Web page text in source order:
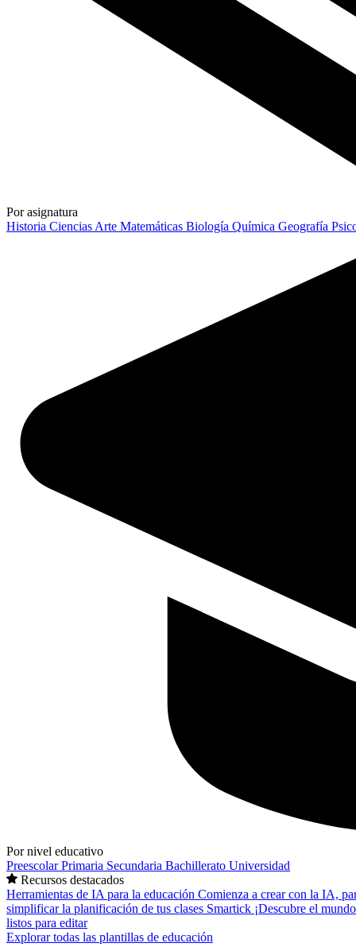
Por asignatura
Historia Ciencias Arte Matemáticas Biología Química Geografía
Por nivel educativo
PreescolarPrimaria Secundaria Bachillerato Universidad
Recursos destacados
Herramientas de IA para la educación Comienza a crear con la IA,
simplificar la planificación de tus clases Smartick ¡Descubre el
listos para editar
Explorar todas las plantillas de educación